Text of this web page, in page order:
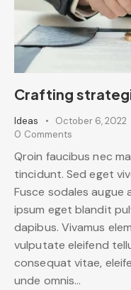
Crafting
Ideas October 6, 2022
0 Comments
Qroin faucibus nec
tincidunt. Sed eget
Fusce sodales augue
ipsum eget blandit
dapibus. Vivamus
vulputate eleifend
consequat vitae,
unde omnis…